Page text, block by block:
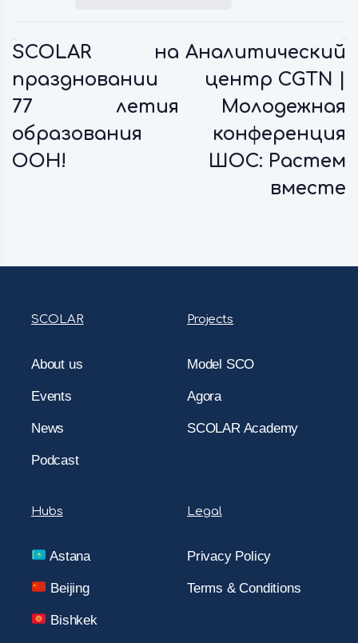
SCOLAR на
праздновании
77 летия
образования
ООН!
Аналитический
центр CGTN |
Молодежная
конференция
ШОС: Растем
вместе
SCOLAR
About us
Events
News
Podcast
Projects
Model SCO
Agora
SCOLAR Academy
Hubs
Astana
Beijing
Bishkek
Legal
Privacy Policy
Terms & Conditions